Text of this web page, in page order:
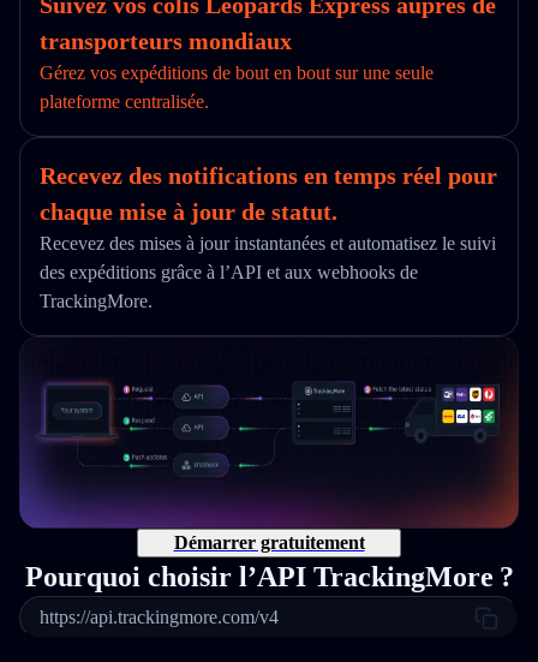
transporteurs mondiaux
Gérez vos expéditions de bout en bout sur une seule
plateforme centralisée.
Recevez des notifications en temps réel pour
chaque mise à jour de statut.
Recevez des mises à jour instantanées et automatisez le suivi
des expéditions grâce à l’API et aux webhooks de
TrackingMore.
Démarrer gratuitement
Pourquoi choisir l’API TrackingMore ?
https://api.trackingmore.com/v4